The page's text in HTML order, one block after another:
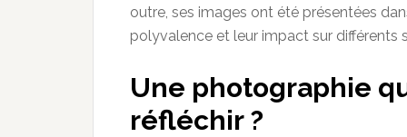
outre, ses images ont été présentées
polyvalence et leur impact sur différents
Une photographie
réfléchir ?